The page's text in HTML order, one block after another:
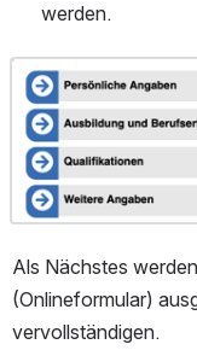
werden.
Open
Als Nächstes
(Onlineformular)
vervollständigen.